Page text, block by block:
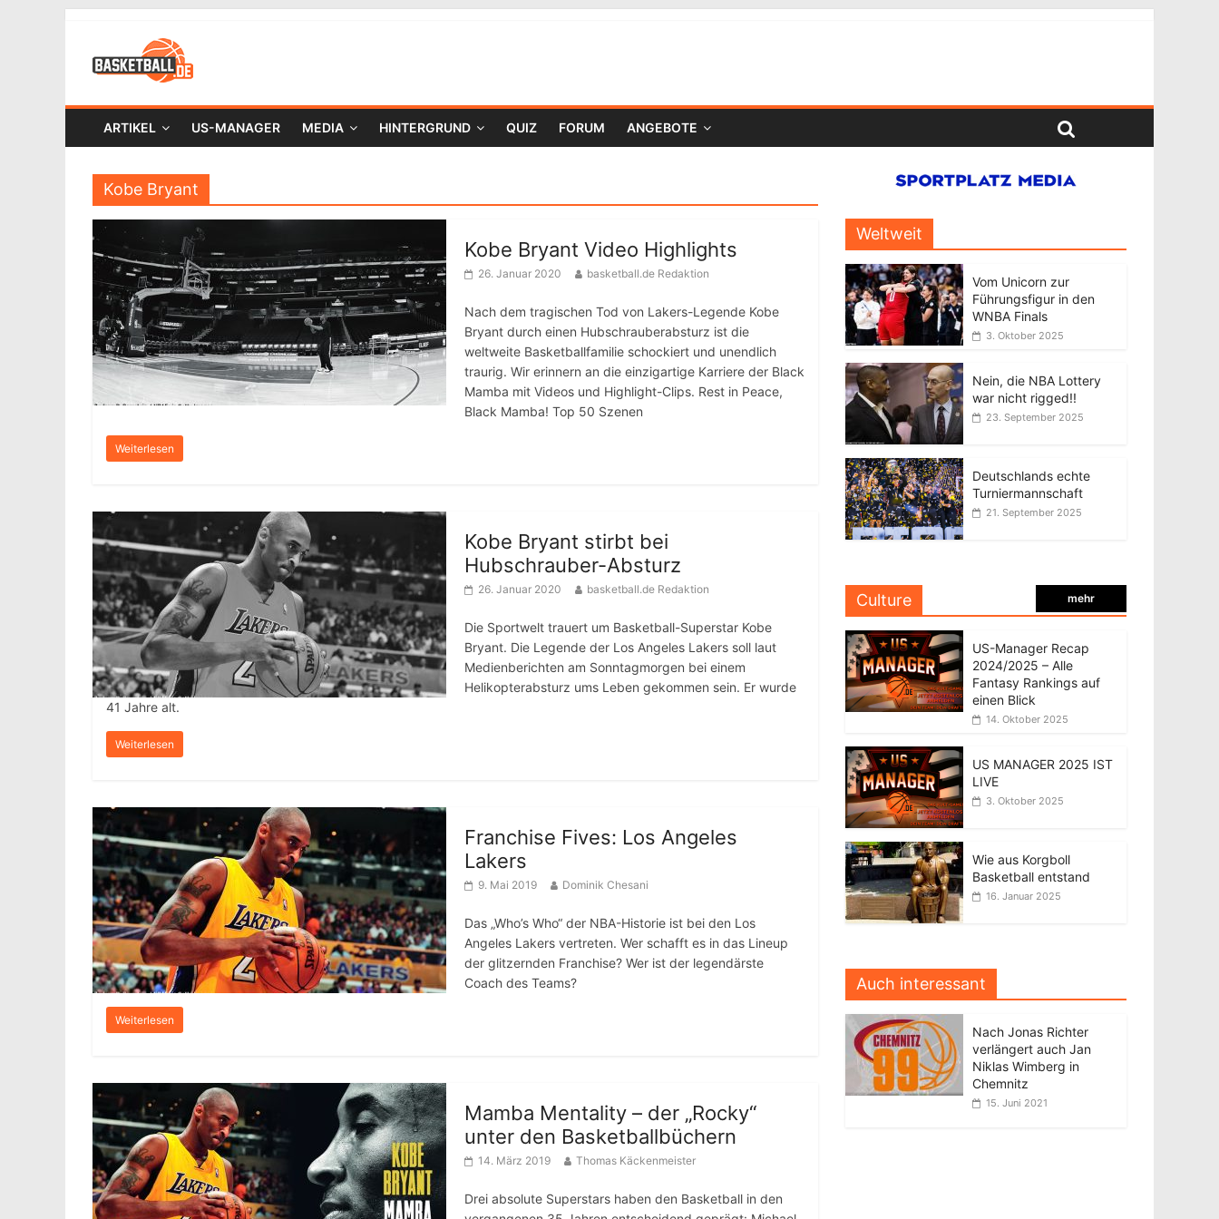
ARTIKEL US-MANAGER MEDIA HINTERGRUND QUIZ FORUM ANGEBOTE
Kobe Bryant
Kobe Bryant Video Highlights
26. Januar 2020 basketball.de Redaktion
Nach dem tragischen Tod von Lakers-Legende Kobe
Bryant durch einen Hubschrauberabsturz ist die
weltweite Basketballfamilie schockiert und unendlich
traurig. Wir erinnern an die einzigartige Karriere der Black
Mamba mit Videos und Highlight-Clips. Rest in Peace,
Black Mamba! Top 50 Szenen
Weiterlesen
Kobe Bryant stirbt bei
Hubschrauber-Absturz
26. Januar 2020 basketball.de Redaktion
Die Sportwelt trauert um Basketball-Superstar Kobe
Bryant. Die Legende der Los Angeles Lakers soll laut
Medienberichten am Sonntagmorgen bei einem
Helikopterabsturz ums Leben gekommen sein. Er wurde
41 Jahre alt.
Weiterlesen
Franchise Fives: Los Angeles
Lakers
9. Mai 2019 Dominik Chesani
Das „Who’s Who“ der NBA-Historie ist bei den Los
Angeles Lakers vertreten. Wer schafft es in das Lineup
der glitzernden Franchise? Wer ist der legendärste
Coach des Teams?
Weiterlesen
Mamba Mentality – der „Rocky“
unter den Basketballbüchern
14. März 2019 Thomas Käckenmeister
Drei absolute Superstars haben den Basketball in den
Weltweit
Vom Unicorn zur
Führungsfigur in den
WNBA Finals
3. Oktober 2025
Nein, die NBA Lottery
war nicht rigged!!
23. September 2025
Deutschlands echte
Turniermannschaft
21. September 2025
Culture mehr
US-Manager Recap
2024/2025 – Alle
Fantasy Rankings auf
einen Blick
14. Oktober 2025
US MANAGER 2025 IST
LIVE
3. Oktober 2025
Wie aus Korgboll
Basketball entstand
16. Januar 2025
Auch interessant
Nach Jonas Richter
verlängert auch Jan
Niklas Wimberg in
Chemnitz
15. Juni 2021